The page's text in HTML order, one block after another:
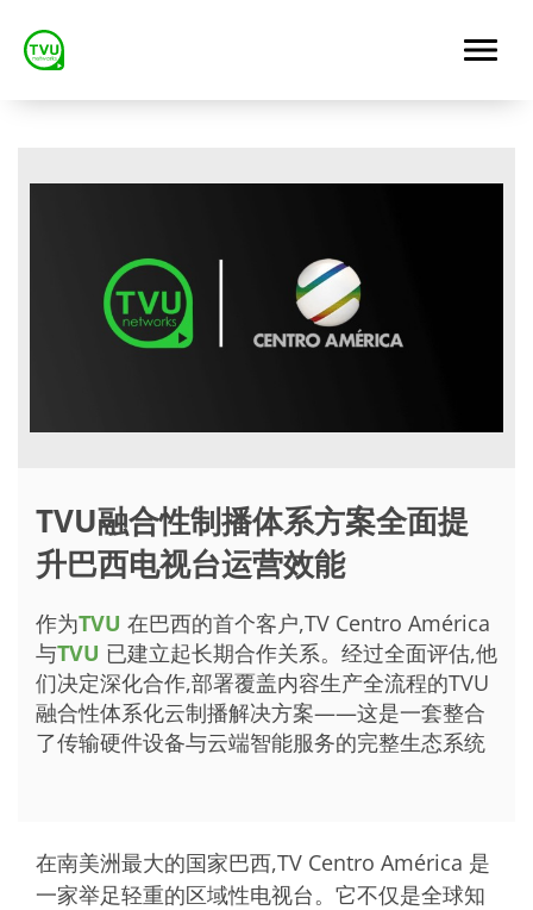
TVU融合性制播体系方案全面提
升巴西电视台运营效能
作为TVU 在巴西的首个客户,TV Centro América
与TVU 已建立起长期合作关系。经过全面评估,他
们决定深化合作,部署覆盖内容生产全流程的TVU
融合性体系化云制播解决方案——这是一套整合
了传输硬件设备与云端智能服务的完整生态系统
在南美洲最大的国家巴西,TV Centro América 是
一家举足轻重的区域性电视台。它不仅是全球知